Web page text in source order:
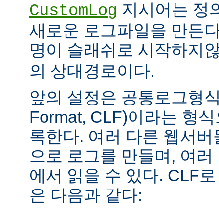
CustomLog 지시어는 정
새로운 로그파일을 만든
명이 슬래쉬로 시작하지
의 상대경로이다.
앞의 설정은 공통로그형
Format, CLF)이라는 형
록한다. 여러 다른 웹서
으로 로그를 만들며, 여
에서 읽을 수 있다. CLF
은 다음과 같다: